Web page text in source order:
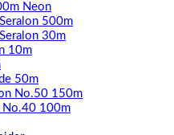
Neon
500m
30m
10m
50m
No.50 150m
No.40 100m